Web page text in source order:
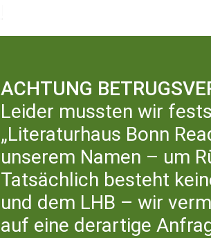
ZURÜCK ZUR ÜBERSICHT
KULTURRUCKSACK
ACHTUNG
Leider mussten wir
„Literaturhaus Bonn
unserem Namen – um
Tatsächlich besteht
und dem LHB – wir
auf eine derartige